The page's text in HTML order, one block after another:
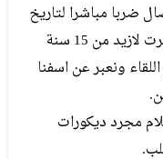
ضربا مباشرا لتاريخ
من 15 سنة
ونعبر عن اسفنا
مجرد ديكورات